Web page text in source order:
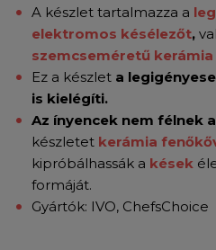
A készlet tartalmazza a
elektromos késélezőt,
szemcseméretű
Ez a készlet a
is kielégíti.
Az ínyencek nem félnek
készletet kerámia
kipróbálhassák a kések
formáját.
Gyártók: IVO, ChefsChoice